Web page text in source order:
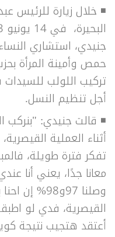
◾ خلال زيارة للرئيس
جنيدي، استشاري
حمص وأمينة المرأة
تركيب اللولب للسيدات
أجل تنظيم النسل.
◾ قالت جنيدي: "بنركب
أثناء العملية
تفكر فترة طويلة،
معانا جدًا، يعني أنا
وصلنا
القيصرية، فدي لو
أعتقد هتجيب نتيجة